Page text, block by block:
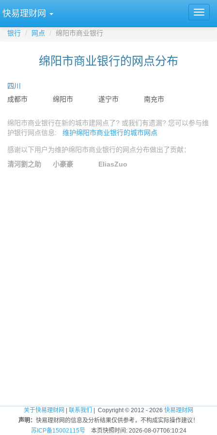
快易理财网
银行 网点 绵阳市商业银行
绵阳市商业银行的网点分布
四川
成都市 绵阳市 遂宁市 南充市
绵阳市商业银行在新的城市建网点了? 或我们有遗漏? 您可以参与维
护银行网点信息: 维护绵阳市商业银行的城市网点
感谢以下用户为维护绵阳市商业银行的网点分布做出了贡献：
清河劉之助
小豪豪 EliasZuo
关于快易理财网 联系我们 | Copyright © 2012 - 2026 快易理财网
声明： 快易理财网的信息及分析结果仅供参考，不构成实际操作建议！
苏ICP备15002115号本页快照时间: 2026-08-07T06:10:24